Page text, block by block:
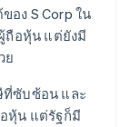
อง S Corp ใน
ถือหุ้น แต่ยังมี
ย
ที่ซับซ้อน และ
หุ้น แต่รัฐก็มี